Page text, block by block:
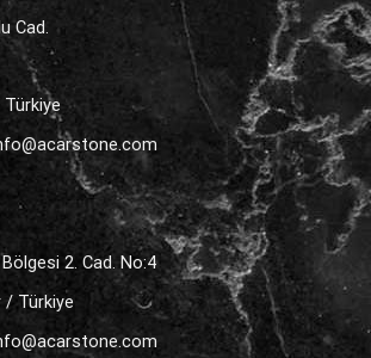
Cad.
2. Cad. No:4
Türkiye